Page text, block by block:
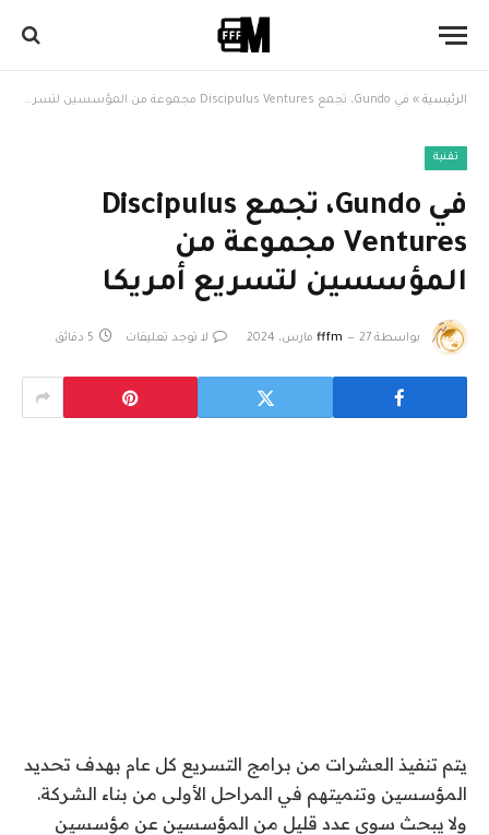
الرئيسية » في Gundo، تجمع Discipulus Ventures مجموعة من المؤسسين لتسريع أمريكا
تقنية
في Gundo، تجمع Discipulus
Ventures مجموعة من
المؤسسين لتسريع أمريكا
بواسطة fffm 27 مارس، 2024 لا توجد تعليقات 5 دقائق
يتم تنفيذ العشرات من برامج التسريع كل عام بهدف تحديد
المؤسسين وتنميتهم في المراحل الأولى من بناء الشركة.
ولا يبحث سوى عدد قليل من المؤسسين عن مؤسسين